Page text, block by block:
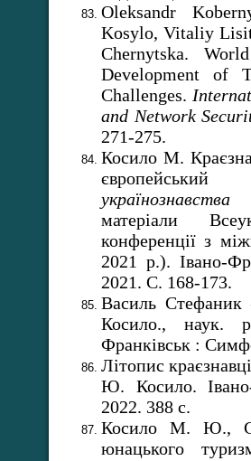
Oleksandr
Kosylo, Vitaliy
Chernytska.
Development of
Challenges.
and Network
271-275.
Косило М.
матеріали
конференції з
2021 р.). Івано-
2021. С. 168-173.
Василь
Косило., наук.
Франківськ :
Літопис
Ю. Косило.
2022. 388 с.
Косило М. Ю.,
юнацького